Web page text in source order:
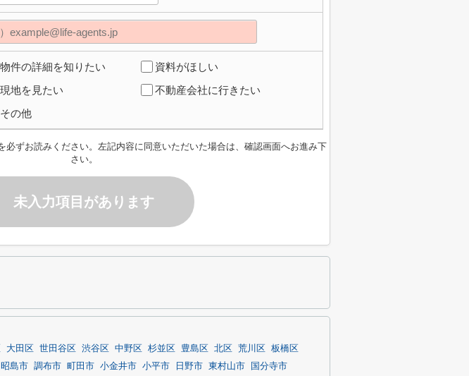
物件の詳細を知りたい
資料がほしい
現地を見たい
不動産会社に行きたい
その他
必ずお読みください。左記内容に同意いただいた場合は、確認画面へお進み下
さい。
未入力項目があります
大田区 世田谷区 渋谷区 中野区 杉並区 豊島区 北区 荒川区
板橋区
昭島市 調布市 町田市 小金井市 小平市 日野市 東村山市 国分寺市